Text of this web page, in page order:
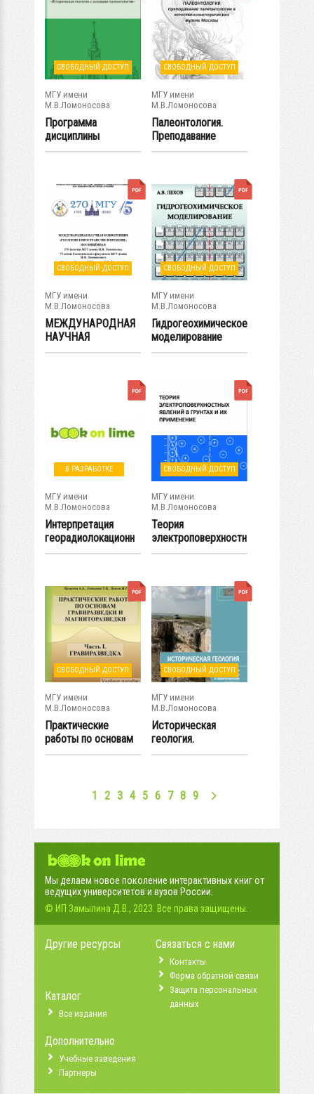
СВОБОДНЫЙ ДОСТУП
МГУ имени
М.В.Ломоносова
Программа
дисциплины
"Историческая
СВОБОДНЫЙ ДОСТУП
МГУ имени
М.В.Ломоносова
Палеонтология.
Преподавание
палеонтологии в...
СВОБОДНЫЙ ДОСТУП
МГУ имени
М.В.Ломоносова
МЕЖДУНАРОДНАЯ
НАУЧНАЯ
КОНФЕРЕНЦИЯ
СВОБОДНЫЙ ДОСТУП
МГУ имени
М.В.Ломоносова
Гидрогеохимическое
моделирование
В РАЗРАБОТКЕ
МГУ имени
М.В.Ломоносова
Интерпретация
георадиолокационн
ых данных
СВОБОДНЫЙ ДОСТУП
МГУ имени
М.В.Ломоносова
Теория
электроповерхностн
ых явлений в грунтах
СВОБОДНЫЙ ДОСТУП
МГУ имени
М.В.Ломоносова
Практические
работы по основам
гравиразведки и...
СВОБОДНЫЙ ДОСТУП
МГУ имени
М.В.Ломоносова
Историческая
геология.
Методическое
1 2 3 4 5 6 7 8 9
Мы делаем новое поколение интерактивных книг от
ведущих университетов и вузов России.
© ИП Замылина Д.В., 2023. Все права защищены.
Другие ресурсы
Каталог
Все издания
Дополнительно
Учебные заведения
Партнеры
Связаться с нами
Контакты
Форма обратной связи
Защита персональных
данных